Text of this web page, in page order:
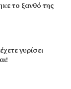
το ξανθό της
γυρίσει